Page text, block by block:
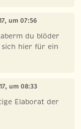
um 07:56
du blöder
sich hier für ein
um 08:33
Elaborat der